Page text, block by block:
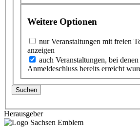
Weitere Optionen
nur Veranstaltungen mit freien
anzeigen
auch Veranstaltungen, bei
Anmeldeschluss bereits erreicht
Suchen
Herausgeber